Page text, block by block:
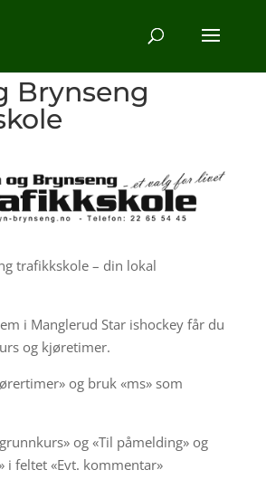
Brynseng
trafikkskole – din lokal
i Manglerud Star ishockey får du
og kjøretimer.
og bruk «ms» som
og «Til påmelding» og
i feltet «Evt. kommentar»